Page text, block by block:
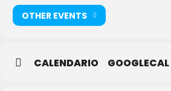
OTHER EVENTS
CALENDARIO GOOGLECAL